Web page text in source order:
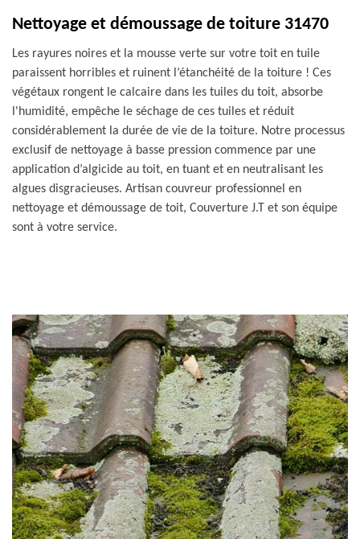
Nettoyage et démoussage de toiture 31470
Les rayures noires et la mousse verte sur votre toit en tuile
paraissent horribles et ruinent l’étanchéité de la toiture ! Ces
végétaux rongent le calcaire dans les tuiles du toit, absorbe
l'humidité, empêche le séchage de ces tuiles et réduit
considérablement la durée de vie de la toiture. Notre processus
exclusif de nettoyage à basse pression commence par une
application d’algicide au toit, en tuant et en neutralisant les
algues disgracieuses. Artisan couvreur professionnel en
nettoyage et démoussage de toit, Couverture J.T et son équipe
sont à votre service.